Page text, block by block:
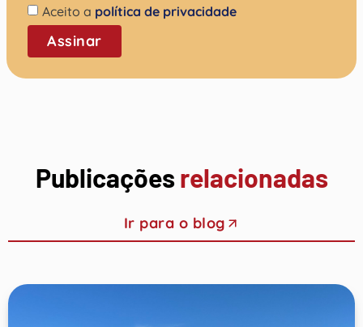
Aceito a política de privacidade
Assinar
Publicaçõesrelacionadas
Ir para o blog